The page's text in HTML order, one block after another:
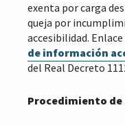
exenta por carga
queja por
accesibilidad. Enlace
de información
del Real Decreto
Procedimiento de